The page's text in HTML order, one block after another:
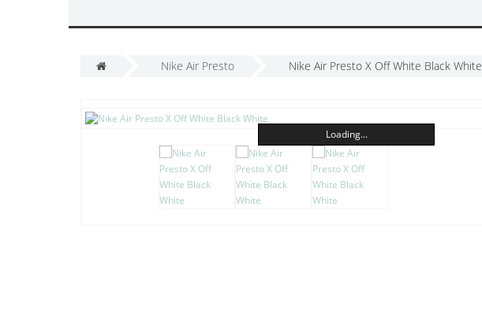
Nike Air Presto Nike Air Presto X Off White Black White
Loading...